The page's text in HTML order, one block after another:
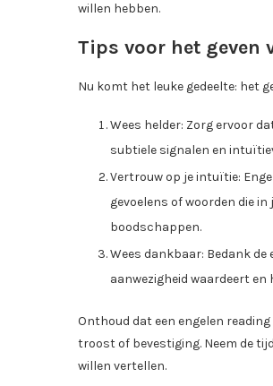
willen hebben.
Tips voor het geven
Nu komt het leuke gedeelte: het
Wees helder: Zorg ervoor
subtiele signalen en
Vertrouw op je intuïtie:
gevoelens of woorden die
boodschappen.
Wees dankbaar: Bedank
aanwezigheid waardeert
Onthoud dat een engelen
troost of bevestiging. Neem de
willen vertellen.